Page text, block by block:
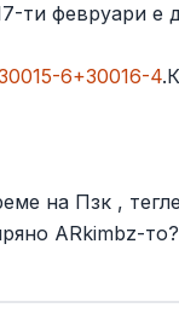
ти февруари е
6+30016-4
на Пзк ,
ARkimbz-то?